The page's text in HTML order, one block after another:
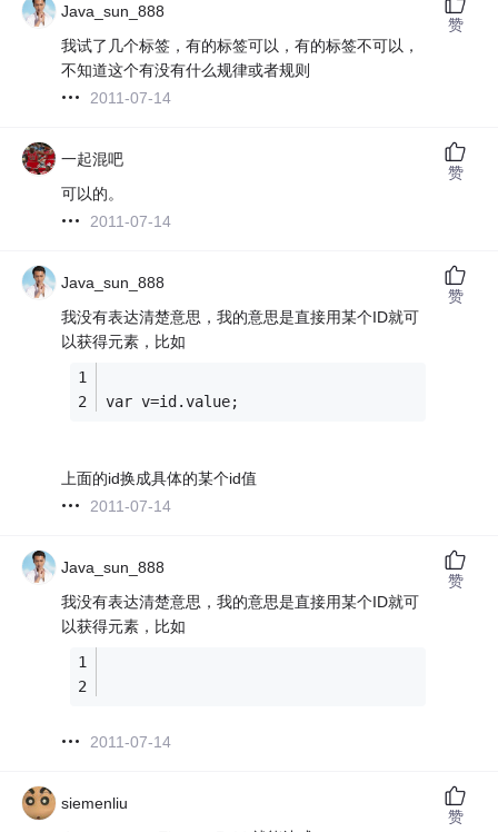
Java_sun_888
我试了几个标签，有的标签可以，有的标签不可以，
不知道这个有没有什么规律或者规则
2011-07-14
赞
一起混吧
可以的。
2011-07-14
赞
Java_sun_888
我没有表达清楚意思，我的意思是直接用某个ID就可
以获得元素，比如
var v=id.value;
上面的id换成具体的某个id值
2011-07-14
赞
Java_sun_888
我没有表达清楚意思，我的意思是直接用某个ID就可
以获得元素，比如
2011-07-14
赞
siemenliu
赞